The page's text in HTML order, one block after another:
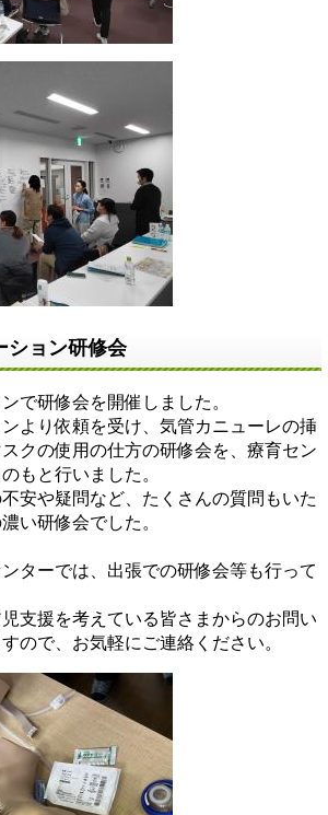
ション研修会
で研修会を開催しました。
より依頼を受け、気管カニューレの挿
クの使用の仕方の研修会を、療育セン
もと行いました。
安や疑問など、たくさんの質問もいた
い研修会でした。
ターでは、出張での研修会等も行って
支援を考えている皆さまからのお問い
ので、お気軽にご連絡ください。